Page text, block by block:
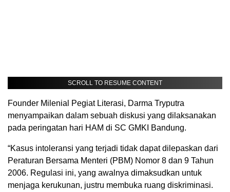
SCROLL TO RESUME CONTENT
Founder Milenial Pegiat Literasi, Darma Tryputra
menyampaikan dalam sebuah diskusi yang dilaksanakan
pada peringatan hari HAM di SC GMKI Bandung.
“Kasus intoleransi yang terjadi tidak dapat dilepaskan dari
Peraturan Bersama Menteri (PBM) Nomor 8 dan 9 Tahun
2006. Regulasi ini, yang awalnya dimaksudkan untuk
menjaga kerukunan, justru membuka ruang diskriminasi.